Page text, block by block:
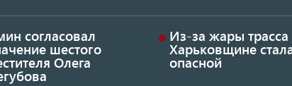
согласовал
шестого
Олега
Из-за жары трасса
Харьковщине
опасной